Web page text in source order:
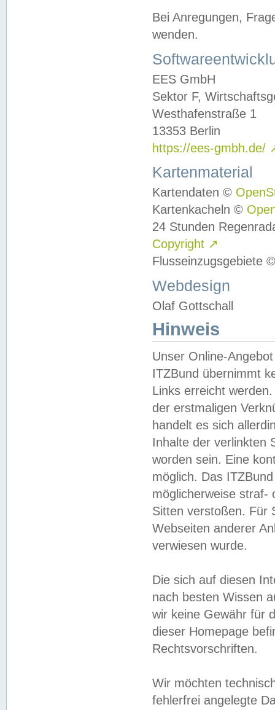
Bei Anregungen,
wenden.
EES GmbH
Sektor F,
Westhafenstraße 1
13353 Berlin
https://ees-gmbh.de/
Kartenmaterial
Kartendaten ©
Kartenkacheln ©
24 Stunden
Copyright ↗
Flusseinzugsgebiete
Webdesign
Olaf Gottschall
Hinweis
Unser Online-
ITZBund übernimmt
Links erreicht
der erstmaligen
handelt es sich
Inhalte der verlinkten
worden sein. Eine
möglich. Das
möglicherweise straf-
Sitten verstoßen. Für
Webseiten anderer
verwiesen wurde.
Die sich auf diesen
nach besten Wissen
wir keine Gewähr für
dieser Homepage
Rechtsvorschriften.
Wir möchten
fehlerfrei angelegte